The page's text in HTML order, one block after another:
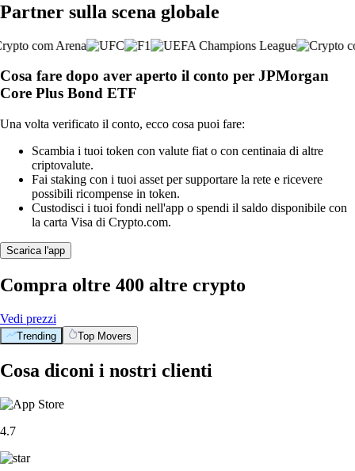
Partner sulla scena globale
Cosa fare dopo aver aperto il conto per JPMorgan
Core Plus Bond ETF
Una volta verificato il conto, ecco cosa puoi fare:
Scambia i tuoi token con valute fiat o con centinaia di altre
criptovalute.
Fai staking con i tuoi asset per supportare la rete e ricevere
possibili ricompense in token.
Custodisci i tuoi fondi nell'app o spendi il saldo disponibile con
la carta Visa di Crypto.com.
Scarica l'app
Compra oltre 400 altre crypto
Vedi prezzi
Trending Top Movers
Cosa diconi i nostri clienti
4.7